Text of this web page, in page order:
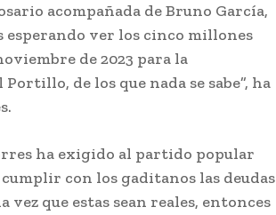
curso pasado en el programa
acompañada de Bruno García,
esperando ver los cinco millones
de 2023 para la
de los que nada se sabe”, ha
ha exigido al partido popular
con los gaditanos las deudas
vez que estas sean reales, entonces